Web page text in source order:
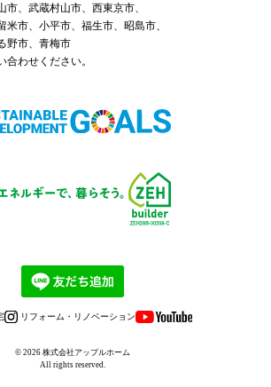
市、武蔵村山市、西東京市、
米市、小平市、福生市、昭島市、
野市、青梅市
わせください。
リフォーム・リノベーション
© 2026 株式会社アップルホーム
All rights reserved.